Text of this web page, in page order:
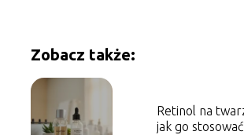
Zobacz także:
Retinol na
jak go